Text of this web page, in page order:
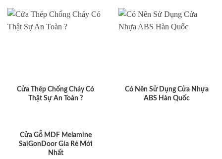
Cửa Thép Chống Cháy Có
Thật Sự An Toàn ?
Có Nên Sử Dụng Cửa Nhựa
ABS Hàn Quốc
Cửa Gỗ MDF Melamine
SaiGonDoor Gía Rẻ Mới
Nhất